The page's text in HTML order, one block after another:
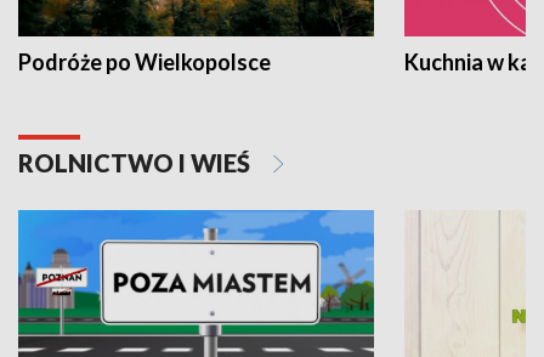
Podróże po Wielkopolsce Kuchnia w
ROLNICTWO I WIEŚ